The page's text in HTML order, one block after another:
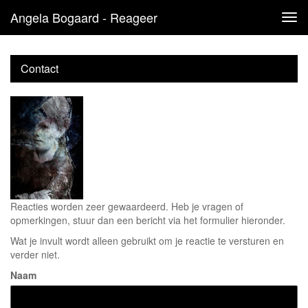
Angela Bogaard - Reageer
Contact
Reacties worden zeer gewaardeerd. Heb je vragen of
opmerkingen, stuur dan een bericht via het formulier hieronder.
Wat je invult wordt alleen gebruikt om je reactie te versturen en
verder niet.
Naam